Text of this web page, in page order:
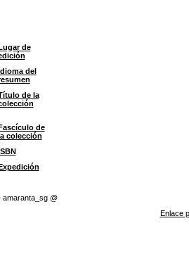
de
del
de la
de
colección
amaranta_sg @
Enlace